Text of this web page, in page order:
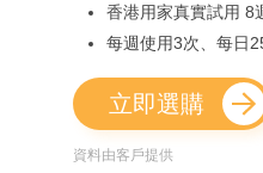
香港用家真實試用 8
每週使用3次、每日
立即選購
資料由客戶提供